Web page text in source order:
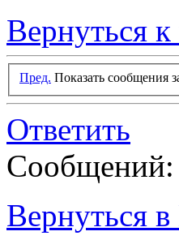
Вернуться к
Пред. Показать сообщения
Ответить
Сообщений:
Вернуться